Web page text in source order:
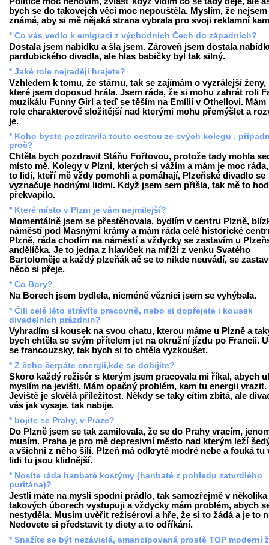
bych se do takovejch věcí moc nepouštěla. Myslím, že nejsem
známá, aby si mě nějaká strana vybrala pro svoji reklamní
* Co vás vedlo k emigraci z východních Čech do západních?
Dostala jsem nabídku a šla jsem. Zároveň jsem dostala
pardubického divadla, ale hlas babičky byl tak silný.
* Jaké role nejraději hrajete?
Vzhledem k tomu, že stárnu, tak se zajímám o vyzrálejší ženy,
které jsem doposud hrála. Jsem ráda, že si mohu zahrát roli
muzikálu Funny Girl a teď se těším na Emílii v Othellovi. Mám
role charakterově složitější nad kterými mohu přemýšlet a
je.
* Koho byste pozdravila touto cestou ze svých kolegů ,
proč?
Chtěla bych pozdravit Stáňu Fořtovou, protože tady mohla
místo mě. Kolegy v Plzni, kterých si vážím a mám je moc
to lidi, kteří mě vždy pomohli a pomáhají, Plzeňské divadlo se
vyznačuje hodnými lidmi. Když jsem sem přišla, tak mě to
překvapilo.
* Které místo v Plzni je vám nejmilejší?
Momentálně jsem se přestěhovala, bydlím v centru Plzně,
náměstí pod Masnými krámy a mám ráda celé historické
Plzně, ráda chodím na náměstí a vždycky se zastavím u
andělíčka. Je to jedna z hlaviček na mříži z venku Svatého
Bartoloměje a každý plzeňák ač se to nikde neuvádí, se
něco si přeje.
* Co Bory?
Na Borech jsem bydlela, nicméně věznici jsem se vyhýbala.
* Čili celé léto strávíte pracovně, nebo si dopřejete i kousek
divadelních prázdnin?
Vyhradím si kousek na svou chatu, kterou máme u Plzně a
bych chtěla se svým přítelem jet na okružní jízdu po Francii.
se francouzsky, tak bych si to chtěla vyzkoušet.
* Z čeho čerpáte energii,kde se dobíjíte?
Skoro každý režisér s kterým jsem pracovala mi říkal, abych
myslím na jevišti. Mám opačný problém, kam tu energii vrazit.
Jeviště je skvělá příležitost. Někdy se taky cítím zbitá, ale
vás jak vysaje, tak nabije.
* bojíte se Prahy, v Praze?
Do Plzně jsem se tak zamilovala, že se do Prahy vracím,
musím. Praha je pro mě depresivní město nad kterým leží
a všichni z něho šílí. Plzeň má odkryté modré nebe a fouká tu
lidi tu jsou klidnější.
* Nosíte ráda hanbaté kostýmy (hanbaté z pohledu zatvrdlého
puritána)?
Jestli máte na mysli spodní prádlo, tak samozřejmě v několika
takových úborech vystupuji a vždycky mám problém, abych
nestyděla. Musím uvěřit režisérovi a hře, že si to žádá a je to
Nedovete si představit ty diety a to odříkání.
* Snažíte se být nezávislá, emancipovaná prostě TOP moderní